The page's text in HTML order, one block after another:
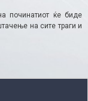
починатиот ќе биде
на сите траги и